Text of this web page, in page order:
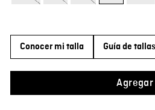
Conocer mi talla Guía de tallas